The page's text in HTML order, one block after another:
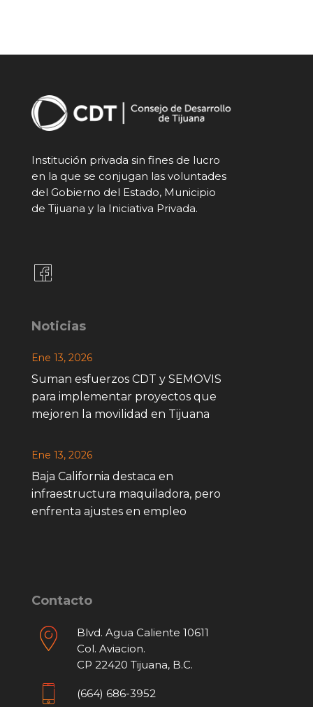
Institución privada sin fines de lucro
en la que se conjugan las voluntades
del Gobierno del Estado, Municipio
de Tijuana y la Iniciativa Privada.
Noticias
Suman esfuerzos CDT y SEMOVIS
para implementar proyectos que
mejoren la movilidad en Tijuana
Ene 13, 2026
Baja California destaca en
infraestructura maquiladora, pero
enfrenta ajustes en empleo
Ene 13, 2026
Contacto
Blvd. Agua Caliente 10611
Col. Aviacion.
CP 22420 Tijuana, B.C.
(664) 686-3952